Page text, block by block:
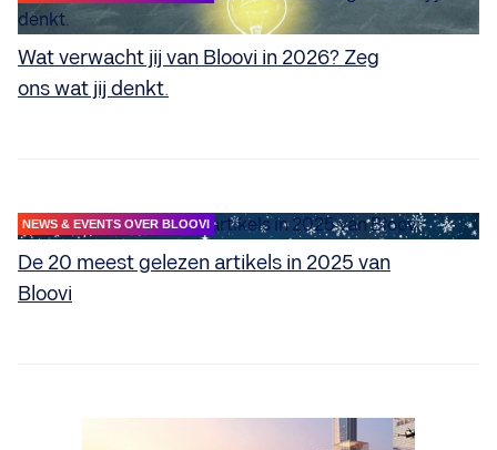
Wat verwacht jij van Bloovi in 2026? Zeg
ons wat jij denkt.
NEWS & EVENTS OVER BLOOVI
De 20 meest gelezen artikels in 2025 van
Bloovi